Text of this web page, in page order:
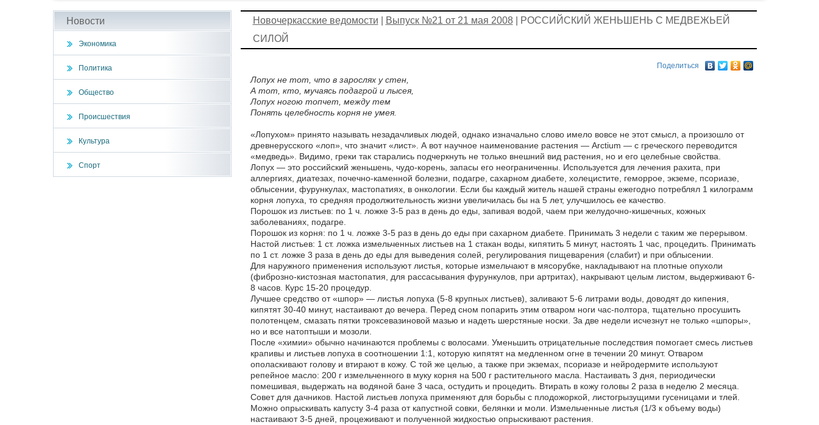
Новости
Экономика
Политика
Общество
Происшествия
Культура
Спорт
Новочеркасские ведомости Выпуск №21 от 21 мая 2008| РОССИЙСКИЙ ЖЕНЬШЕНЬ С МЕДВЕЖЬЕЙ
СИЛОЙ
Поделиться
Лопух не тот, что в зарослях у стен,
А тот, кто, мучаясь подагрой и лысея,
Лопух ногою топчет, между тем
Понять целебность корня не умея.
«Лопухом» принято называть незадачливых людей, однако изначально слово имело вовсе не этот смысл, а произошло от
древнерусского «лоп», что значит «лист». А вот научное наименование растения — Arctium — с греческого переводится
«медведь». Видимо, греки так старались подчеркнуть не только внешний вид растения, но и его целебные свойства.
Лопух — это российский женьшень, чудо-корень, запасы его неограниченны. Используется для лечения рахита, при
аллергиях, диатезах, почечно-каменной болезни, подагре, сахарном диабете, холецистите, геморрое, экземе, псориазе,
облысении, фурункулах, мастопатиях, в онкологии. Если бы каждый житель нашей страны ежегодно потреблял 1 килограмм
корня лопуха, то средняя продолжительность жизни увеличилась бы на 5 лет, улучшилось ее качество.
Порошок из листьев: по 1 ч. ложке 3-5 раз в день до еды, запивая водой, чаем при желудочно-кишечных, кожных
заболеваниях, подагре.
Порошок из корня: по 1 ч. ложке 3-5 раз в день до еды при сахарном диабете. Принимать 3 недели с таким же перерывом.
Настой листьев: 1 ст. ложка измельченных листьев на 1 стакан воды, кипятить 5 минут, настоять 1 час, процедить. Принимать
по 1 ст. ложке 3 раза в день до еды для выведения солей, регулирования пищеварения (слабит) и при облысении.
Для наружного применения используют листья, которые измельчают в мясорубке, накладывают на плотные опухоли
(фиброзно-кистозная мастопатия, для рассасывания фурункулов, при артритах), накрывают целым листом, выдерживают 6-
8 часов. Курс 15-20 процедур.
Лучшее средство от «шпор» — листья лопуха (5-8 крупных листьев), заливают 5-6 литрами воды, доводят до кипения,
кипятят 30-40 минут, настаивают до вечера. Перед сном попарить этим отваром ноги час-полтора, тщательно просушить
полотенцем, смазать пятки троксевазиновой мазью и надеть шерстяные носки. За две недели исчезнут не только «шпоры»,
но и все натоптыши и мозоли.
После «химии» обычно начинаются проблемы с волосами. Уменьшить отрицательные последствия помогает смесь листьев
крапивы и листьев лопуха в соотношении 1:1, которую кипятят на медленном огне в течении 20 минут. Отваром
ополаскивают голову и втирают в кожу. С той же целью, а также при экземах, псориазе и нейродермите используют
репейное масло: 200 г измельченного в муку корня на 500 г растительного масла. Настаивать 3 дня, периодически
помешивая, выдержать на водяной бане 3 часа, остудить и процедить. Втирать в кожу головы 2 раза в неделю 2 месяца.
Совет для дачников. Настой листьев лопуха применяют для борьбы с плодожоркой, листогрызущими гусеницами и тлей.
Можно опрыскивать капусту 3-4 раза от капустной совки, белянки и моли. Измельченные листья (1/3 к объему воды)
настаивают 3-5 дней, процеживают и полученной жидкостью опрыскивают растения.